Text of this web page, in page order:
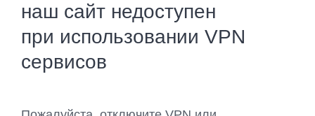
наш сайт недоступен
при использовании VPN
сервисов